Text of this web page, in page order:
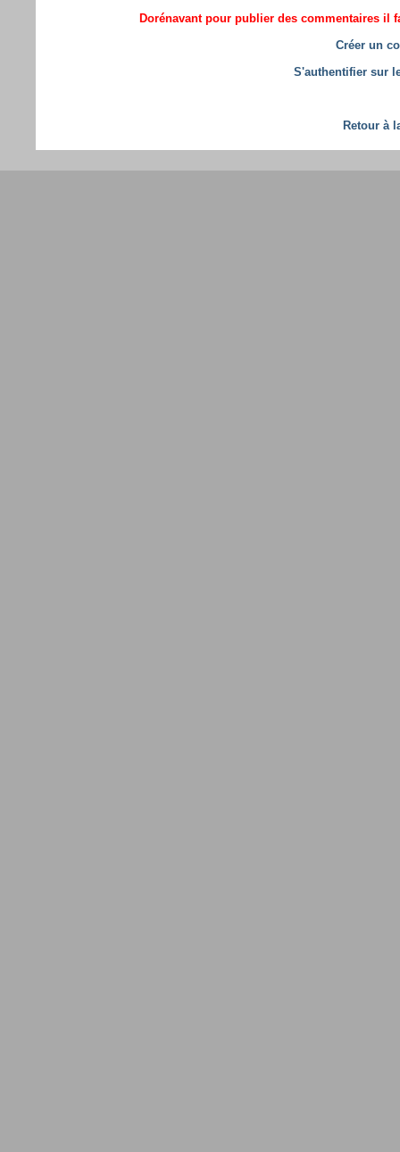
Dorénavant pour publier des commentaires il
Créer un
S'authentifier sur
Retour à